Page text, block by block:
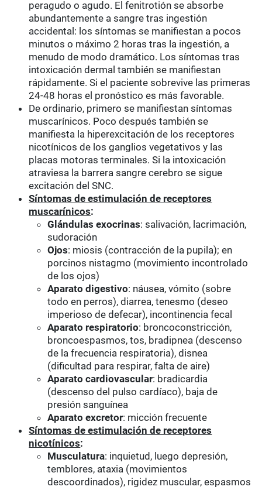
peragudo o agudo. El fenitrotión se absorbe
abundantemente a sangre tras ingestión
accidental: los síntomas se manifiestan a pocos
minutos o máximo 2 horas tras la ingestión, a
menudo de modo dramático. Los síntomas tras
intoxicación dermal también se manifiestan
rápidamente. Si el paciente sobrevive las primeras
24-48 horas el pronóstico es más favorable.
De ordinario, primero se manifiestan síntomas
muscarínicos. Poco después también se
manifiesta la hiperexcitación de los receptores
nicotínicos de los ganglios vegetativos y las
placas motoras terminales. Si la intoxicación
atraviesa la barrera sangre cerebro se sigue
excitación del SNC.
Síntomas de estimulación de receptores
muscarínicos:
Glándulas exocrinas: salivación, lacrimación,
sudoración
Ojos: miosis (contracción de la pupila); en
porcinos nistagmo (movimiento incontrolado
de los ojos)
Aparato digestivo: náusea, vómito (sobre
todo en perros), diarrea, tenesmo (deseo
imperioso de defecar), incontinencia fecal
Aparato respiratorio: broncoconstricción,
broncoespasmos, tos, bradipnea (descenso
de la frecuencia respiratoria), disnea
(dificultad para respirar, falta de aire)
Aparato cardiovascular: bradicardia
(descenso del pulso cardíaco), baja de
presión sanguínea
Aparato excretor: micción frecuente
Síntomas de estimulación de receptores
nicotínicos:
Musculatura: inquietud, luego depresión,
temblores, ataxia (movimientos
descoordinados), rigidez muscular, espasmos